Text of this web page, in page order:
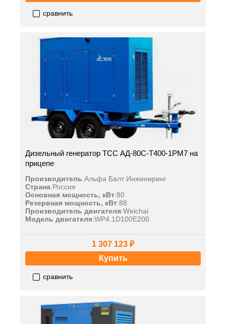
сравнить
Дизельный генератор ТСС АД-80С-Т400-1РМ7 на
прицепе
Производитель:Альфа Балт Инжиниринг
Страна:Россия
Основная мощность, кВт:80
Резервная мощность, кВт:88
Производитель двигателя:Weichai
Модель двигателя:WP4.1D100E200
1 307 123 ₽
Купить
сравнить